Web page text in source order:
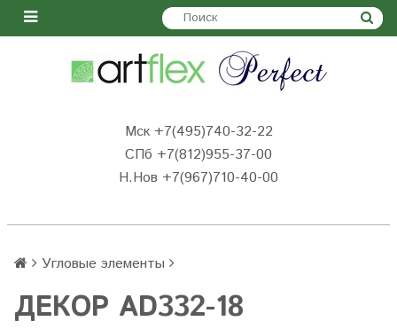
Мск +7(495)740-32-22
СПб +7(812)955-37-00
Н.Нов +7(967)710-40-00
Угловые элементы
ДЕКОР AD332-18